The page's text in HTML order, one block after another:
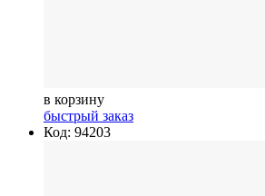
в корзину
быстрый заказ
Код: 94203